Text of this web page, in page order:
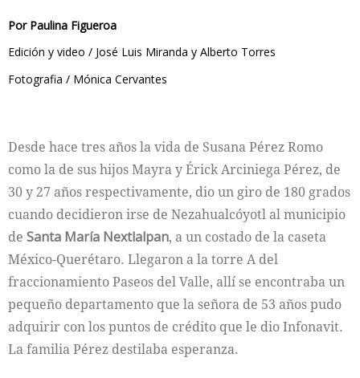
Por Paulina Figueroa
Edición y video / José Luis Miranda y Alberto Torres
Fotografia / Mónica Cervantes
Desde hace tres años la vida de Susana Pérez Romo
como la de sus hijos Mayra y Érick Arciniega Pérez, de
30 y 27 años respectivamente, dio un giro de 180 grados
cuando decidieron irse de Nezahualcóyotl al municipio
de Santa María Nextlalpan, a un costado de la caseta
México-Querétaro. Llegaron a la torre A del
fraccionamiento Paseos del Valle, allí se encontraba un
pequeño departamento que la señora de 53 años pudo
adquirir con los puntos de crédito que le dio Infonavit.
La familia Pérez destilaba esperanza.